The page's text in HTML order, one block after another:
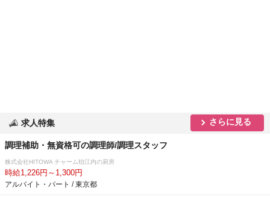
求人特集 さらに見る
調理補助・無資格可の調理師/調理スタッフ
株式会社HITOWA チャーム狛江内の厨房
時給1,226円～1,300円
アルバイト・パート / 東京都